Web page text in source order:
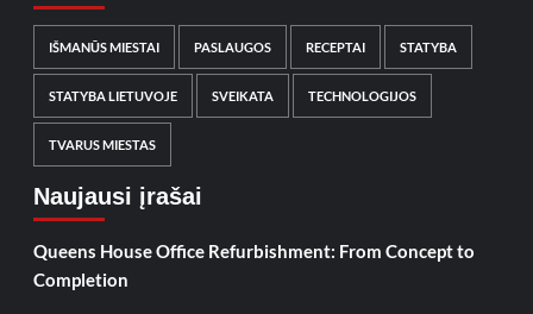
IŠMANŪS MIESTAI PASLAUGOS RECEPTAI STATYBA
STATYBA LIETUVOJE SVEIKATA TECHNOLOGIJOS
TVARUS MIESTAS
Naujausi įrašai
Queens House Office Refurbishment: From Concept to
Completion